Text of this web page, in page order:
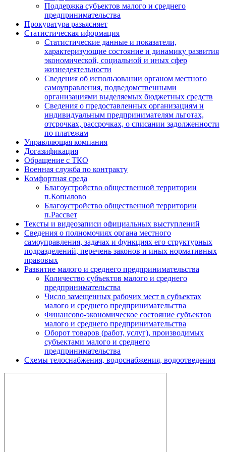
Поддержка субъектов малого и среднего
предпринимательства
Прокуратура разьясняет
Статистическая иформация
Статистические данные и показатели,
характеризующие состояние и динамику развития
экономической, социальной и иных сфер
жизнедеятельности
Сведения об использовании органом местного
самоуправления, подведомственными
организациями выделяемых бюджетных средств
Сведения о предоставленных организациям и
индивидуальным предпринимателям льготах,
отсрочках, рассрочках, о списании задолженности
по платежам
Управляющая компания
Догазификация
Обращение с ТКО
Военная служба по контракту
Комфортная среда
Благоустройство общественной территории
п.Копылово
Благоустройство общественной территории
п.Рассвет
Тексты и видеозаписи официальных выступлений
Сведения о полномочиях органа местного
самоуправления, задачах и функциях его структурных
подразделений, перечень законов и иных нормативных
правовых
Развитие малого и среднего предпринимательства
Количество субъектов малого и среднего
предпринимательства
Число замещенных рабочих мест в субъектах
малого и среднего предпринимательства
Финансово-экономическое состояние субъектов
малого и среднего предпринимательства
Оборот товаров (работ, услуг), производимых
субъектами малого и среднего
предпринимательства
Схемы телоснабжения, водоснабжения, водоотведения